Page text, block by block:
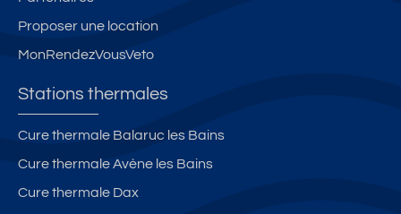
Proposer une location
MonRendezVousVeto
Stations thermales
Cure thermale Balaruc les Bains
Cure thermale Avène les Bains
Cure thermale Dax